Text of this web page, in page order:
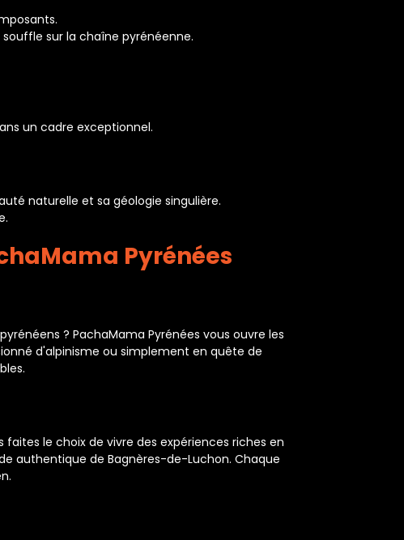
sur la chaîne pyrénéenne.
un cadre exceptionnel.
naturelle et sa géologie singulière.
Pyrénées
? PachaMama Pyrénées vous ouvre les
d'alpinisme ou simplement en quête de
le choix de vivre des expériences riches en
authentique de Bagnères-de-Luchon. Chaque